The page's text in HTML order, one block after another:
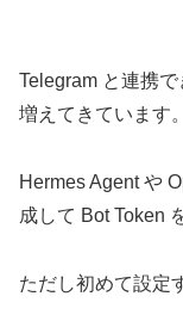
Telegram と連携
増えてきています。
Hermes Agent や
成して Bot Token
ただし初めて設定